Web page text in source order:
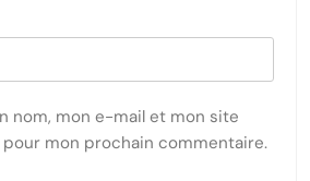
nom, mon e-mail et mon site
mon prochain commentaire.